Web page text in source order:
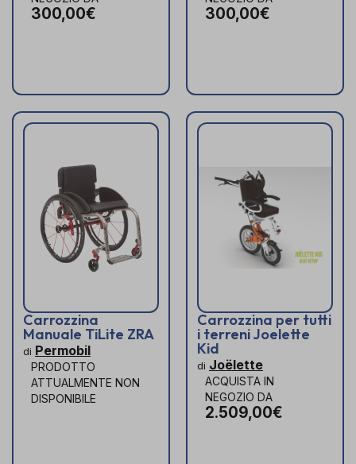
300,00€ 300,00€
Carrozzina
Manuale TiLite ZRA
di Permobil
PRODOTTO
ATTUALMENTE NON
DISPONIBILE
Carrozzina per tutti
i terreni Joelette
Kid
di Joëlette
ACQUISTA IN
NEGOZIO DA
2.509,00€